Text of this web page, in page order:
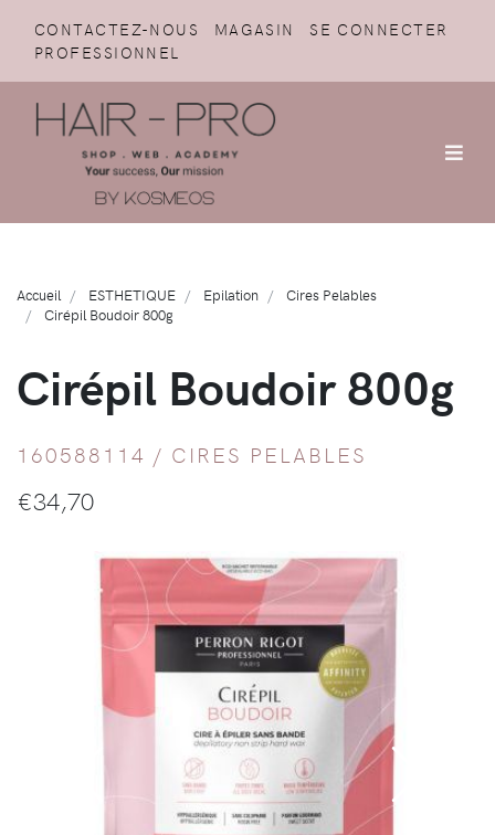
CONTACTEZ-NOUS MAGASIN
SE CONNECTER
PROFESSIONNEL
Accueil ESTHETIQUE Epilation
Cires Pelables
Cirépil Boudoir 800g
Cirépil Boudoir 800g
160588114 / CIRES PELABLES
€34,70